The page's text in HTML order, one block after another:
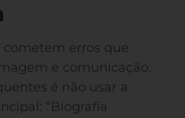
erros que
e comunicação.
é não usar a
“Biografia